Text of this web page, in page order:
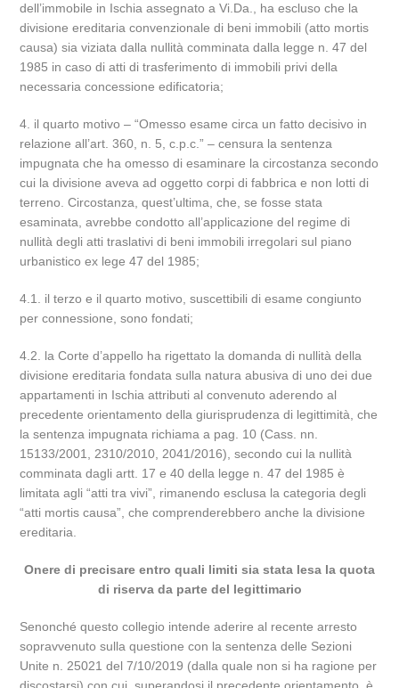
dell’immobile in Ischia assegnato a Vi.Da., ha escluso che la
divisione ereditaria convenzionale di beni immobili (atto mortis
causa) sia viziata dalla nullità comminata dalla legge n. 47 del
1985 in caso di atti di trasferimento di immobili privi della
necessaria concessione edificatoria;
4. il quarto motivo – “Omesso esame circa un fatto decisivo in
relazione all’art. 360, n. 5, c.p.c.” – censura la sentenza
impugnata che ha omesso di esaminare la circostanza secondo
cui la divisione aveva ad oggetto corpi di fabbrica e non lotti di
terreno. Circostanza, quest’ultima, che, se fosse stata
esaminata, avrebbe condotto all’applicazione del regime di
nullità degli atti traslativi di beni immobili irregolari sul piano
urbanistico ex lege 47 del 1985;
4.1. il terzo e il quarto motivo, suscettibili di esame congiunto
per connessione, sono fondati;
4.2. la Corte d’appello ha rigettato la domanda di nullità della
divisione ereditaria fondata sulla natura abusiva di uno dei due
appartamenti in Ischia attributi al convenuto aderendo al
precedente orientamento della giurisprudenza di legittimità, che
la sentenza impugnata richiama a pag. 10 (Cass. nn.
15133/2001, 2310/2010, 2041/2016), secondo cui la nullità
comminata dagli artt. 17 e 40 della legge n. 47 del 1985 è
limitata agli “atti tra vivi”, rimanendo esclusa la categoria degli
“atti mortis causa”, che comprenderebbero anche la divisione
ereditaria.
Onere di precisare entro quali limiti sia stata lesa la quota
di riserva da parte del legittimario
Senonché questo collegio intende aderire al recente arresto
sopravvenuto sulla questione con la sentenza delle Sezioni
Unite n. 25021 del 7/10/2019 (dalla quale non si ha ragione per